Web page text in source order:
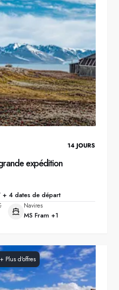
14 JOURS
expédition
4 dates de départ
Navires
MS Fram +1
+ Plus d'offres